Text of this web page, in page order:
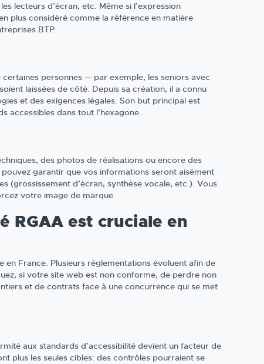
lecteurs d’écran, etc. Même si l’expression
plus considéré comme la référence en matière
BTP.
personnes — par exemple, les seniors avec
laissées de côté. Depuis sa création, il a connu
et des exigences légales. Son but principal est
accessibles dans tout l’hexagone.
des photos de réalisations ou encore des
garantir que vos informations seront aisément
(grossissement d’écran, synthèse vocale, etc.). Vous
votre image de marque.
RGAA est cruciale en
en France. Plusieurs règlementations évoluent afin de
si votre site web est non conforme, de perdre non
et de contrats face à une concurrence qui se met
aux standards d’accessibilité devient un facteur de
plus les seules cibles: des contrôles pourraient se